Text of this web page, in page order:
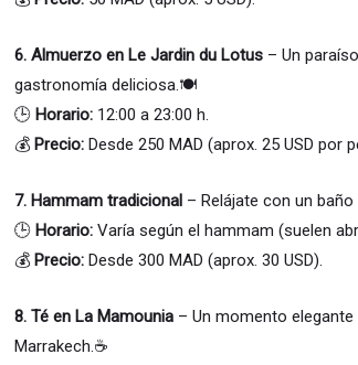
6. Almuerzo en Le Jardin du Lotus – Un
gastronomía deliciosa.🍽️
🕒 Horario: 12:00 a 23:00 h.
💰 Precio: Desde 250 MAD (aprox. 25 USD por
7. Hammam tradicional – Relájate con un
🕒 Horario: Varía según el hammam (suelen
💰 Precio: Desde 300 MAD (aprox. 30 USD).
8. Té en La Mamounia – Un momento
Marrakech.☕